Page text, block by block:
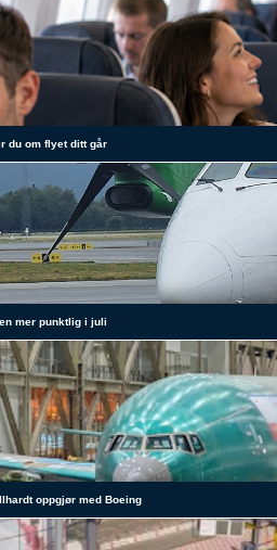
du om flyet ditt går
mer punktlig i juli
oppgjør med Boeing